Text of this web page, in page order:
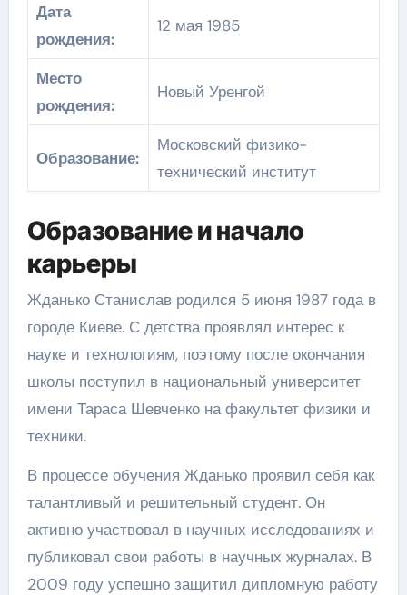
Дата
рождения:
12 мая 1985
Место
рождения:
Новый Уренгой
Образование:
Московский физико-
технический институт
Образование и начало
карьеры
Жданько Станислав родился 5 июня 1987 года в
городе Киеве. С детства проявлял интерес к
науке и технологиям, поэтому после окончания
школы поступил в национальный университет
имени Тараса Шевченко на факультет физики и
техники.
В процессе обучения Жданько проявил себя как
талантливый и решительный студент. Он
активно участвовал в научных исследованиях и
публиковал свои работы в научных журналах. В
2009 году успешно защитил дипломную работу